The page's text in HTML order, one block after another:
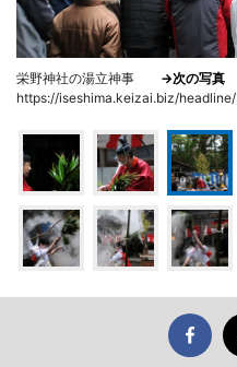
栄野神社の湯立神事 →次の写真
https://iseshima.keizai.biz/